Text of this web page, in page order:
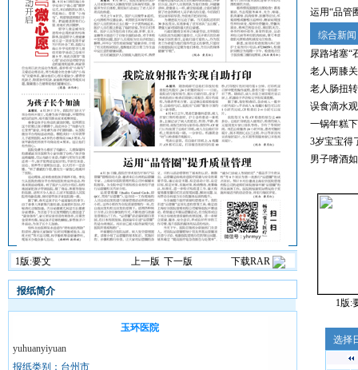
1版:要文 上一版 下一版 下载RAR
报纸简介
玉环医院
yuhuanyiyuan
报纸类别：台州市
运用“品管
综合新闻
尿路堵塞“
老人两膝
老人肠扭
误食滴水
一锅年糕
3岁宝宝得
男子嗜酒
1版:
选择